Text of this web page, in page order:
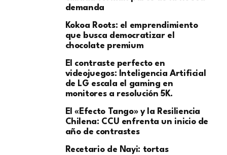
demanda
Kokoa Roots: el emprendimiento
que busca democratizar el
chocolate premium
El contraste perfecto en
videojuegos: Inteligencia Artificial
de LG escala el gaming en
monitores a resolución 5K.
El «Efecto Tango» y la Resiliencia
Chilena: CCU enfrenta un inicio de
año de contrastes
Recetario de Nayi: tortas